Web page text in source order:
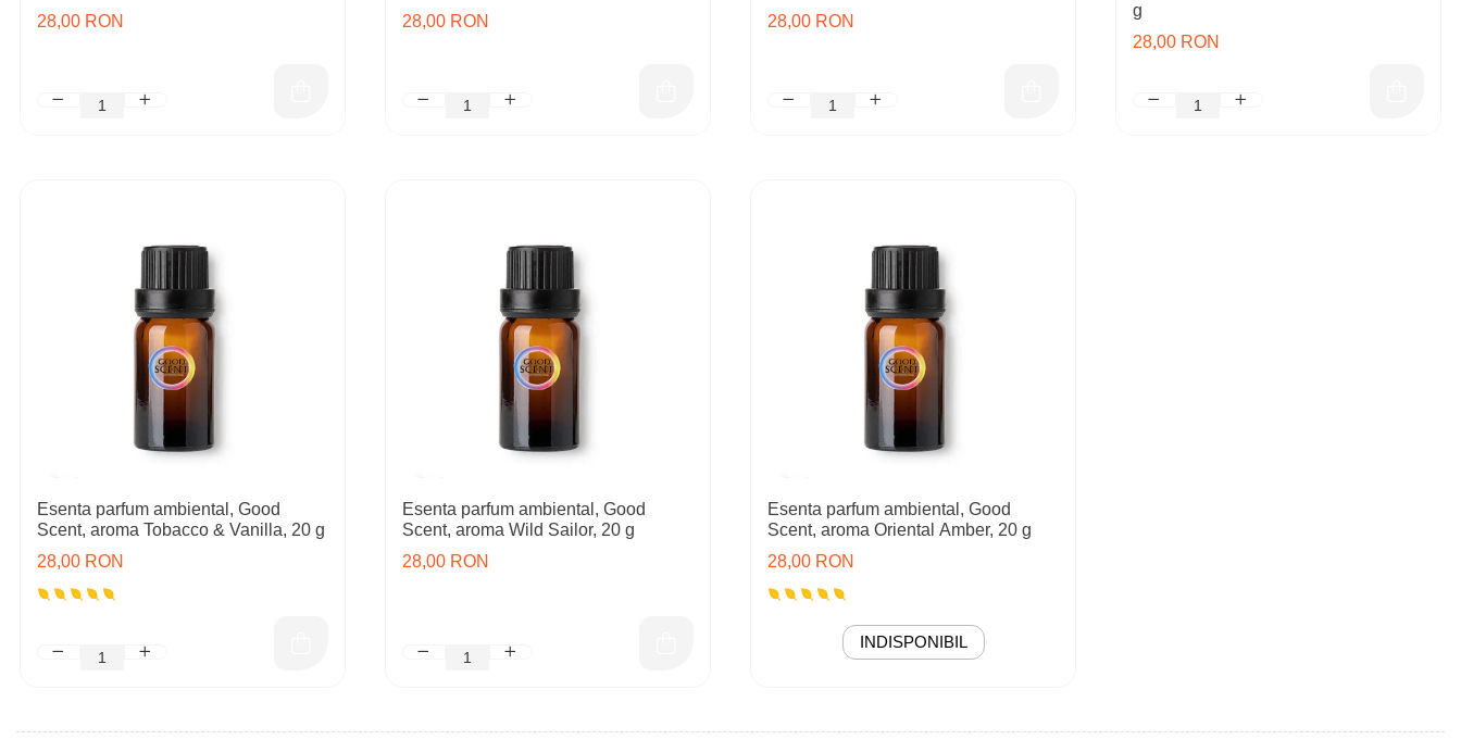
28,00 RON
28,00 RON
28,00 RON
g
28,00 RON
Esenta parfum ambiental, Good
Scent, aroma Tobacco & Vanilla, 20 g
28,00 RON
Esenta parfum ambiental, Good
Scent, aroma Wild Sailor, 20 g
28,00 RON
Esenta parfum ambiental, Good
Scent, aroma Oriental Amber, 20 g
28,00 RON
INDISPONIBIL